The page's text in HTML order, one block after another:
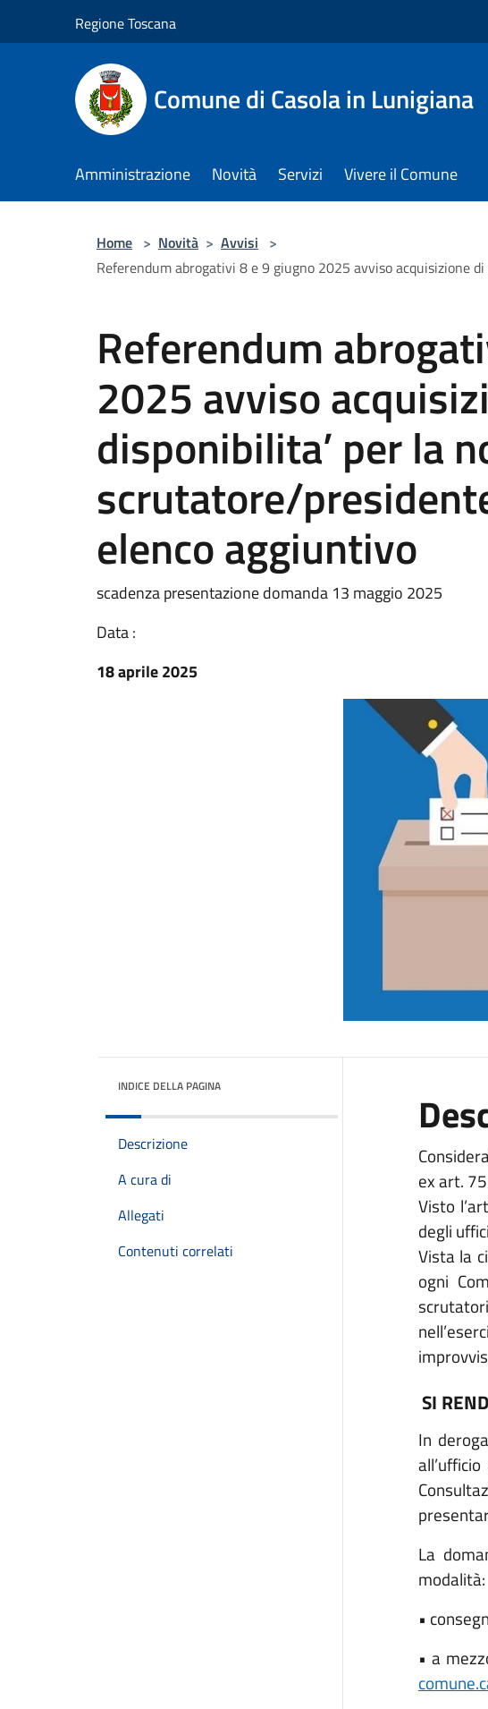
Regione Toscana
Comune di Casola in Lunigiana
Amministrazione Novità Servizi Vivere il Comune
Home > Novità > Avvisi >
Referendum abrogativi 8 e 9 giugno 2025 avviso acquisizione
Referendum
2025 avviso
disponibilita’ per la
scrutatore/
elenco aggiuntivo
scadenza presentazione domanda 13 maggio 2025
Data :
18 aprile 2025
INDICE DELLA PAGINA
Descrizione
A cura di
Allegati
Contenuti correlati
ex art.
Visto
degli
Vista la
ogni
SI
In
La
modalità:
•
• a